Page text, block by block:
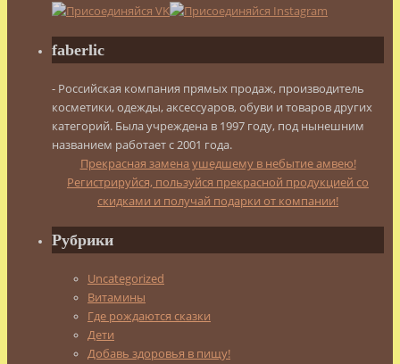
faberlic
- Российская компания прямых продаж, производитель
косметики, одежды, аксессуаров, обуви и товаров других
категорий. Была учреждена в 1997 году, под нынешним
названием работает с 2001 года.
Прекрасная замена ушедшему в небытие амвею!
Регистрируйся, пользуйся прекрасной продукцией со
скидками и получай подарки от компании!
Рубрики
Uncategorized
Витамины
Где рождаются сказки
Дети
Добавь здоровья в пищу!